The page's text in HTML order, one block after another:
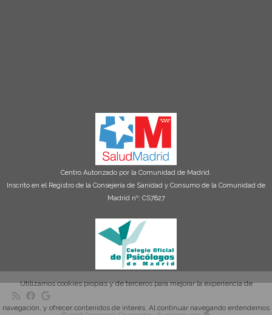
Centro Autorizado por la Comunidad de Madrid.
Inscrito en el Registro de la Consejería de Sanidad y Consumo de la Comunidad de
Madrid nº: CS7827
Utilizamos cookies propias y de terceros para mejorar la experiencia de
navegación, y ofrecer contenidos de interés. Al continuar navegando entendemos